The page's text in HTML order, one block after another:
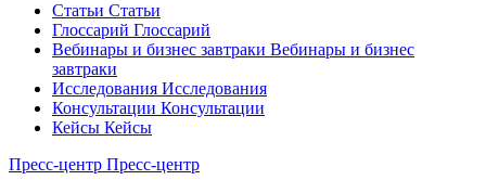
Статьи Статьи
Глоссарий Глоссарий
Вебинары и бизнес завтраки Вебинары и бизнес
завтраки
Исследования Исследования
Консультации Консультации
Кейсы Кейсы
Пресс-центр Пресс-центр